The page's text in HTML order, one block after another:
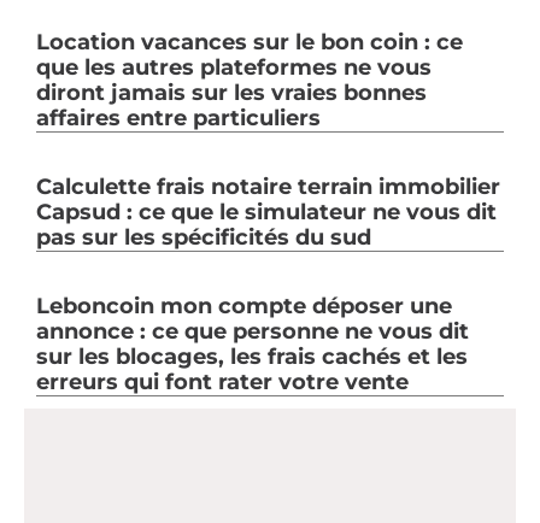
Location vacances sur le bon coin : ce
que les autres plateformes ne vous
diront jamais sur les vraies bonnes
affaires entre particuliers
Calculette frais notaire terrain immobilier
Capsud : ce que le simulateur ne vous dit
pas sur les spécificités du sud
Leboncoin mon compte déposer une
annonce : ce que personne ne vous dit
sur les blocages, les frais cachés et les
erreurs qui font rater votre vente